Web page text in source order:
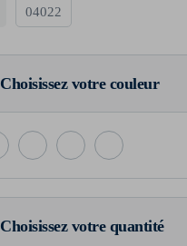
04022
Choisissez votre couleur
Choisissez votre quantité